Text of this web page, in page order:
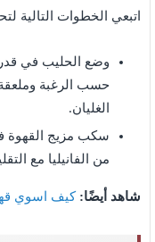
اتبعي الخطوات
وضع الحليب في قدر
حسب الرغبة
الغليان.
سكب مزيج القهوة
من الفانيليا مع
شاهد أيضًا: كيف اسوي